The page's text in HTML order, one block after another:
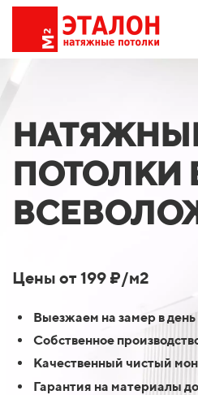
ПОТОЛКИ
Цены от 199 ₽/м2
Выезжаем на замер в
Собственное
Качественный чистый
Гарантия на материалы